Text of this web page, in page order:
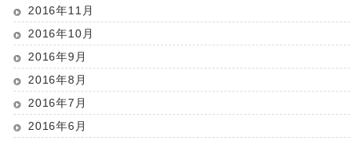
2016年11月
2016年10月
2016年9月
2016年8月
2016年7月
2016年6月